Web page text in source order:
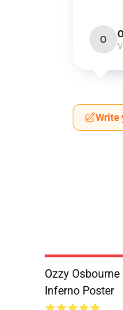
O
Write
Ozzy
Inferno Poster